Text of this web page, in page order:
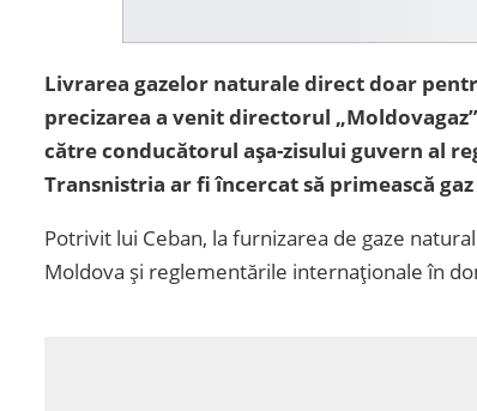
Livrarea gazelor naturale direct doar
precizarea a venit directorul
către conducătorul aşa-zisului guvern al
Transnistria ar fi încercat să primească
Potrivit lui Ceban, la furnizarea de gaze
Moldova și reglementările internaționale în